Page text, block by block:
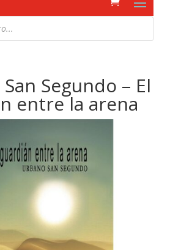
Segundo – El
entre la arena